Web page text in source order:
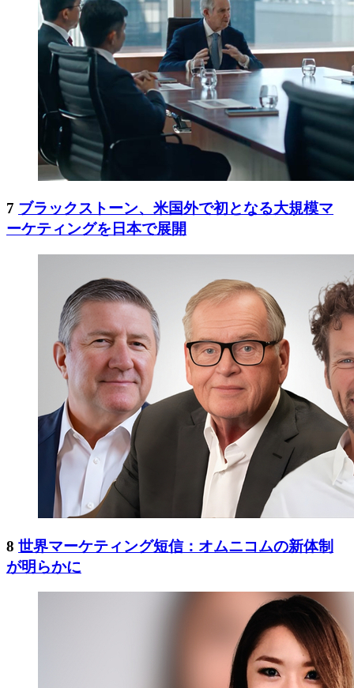
7 ブラックストーン、米国外で初となる大規模マ
ーケティングを日本で展開
8 世界マーケティング短信：オムニコムの新体制
が明らかに